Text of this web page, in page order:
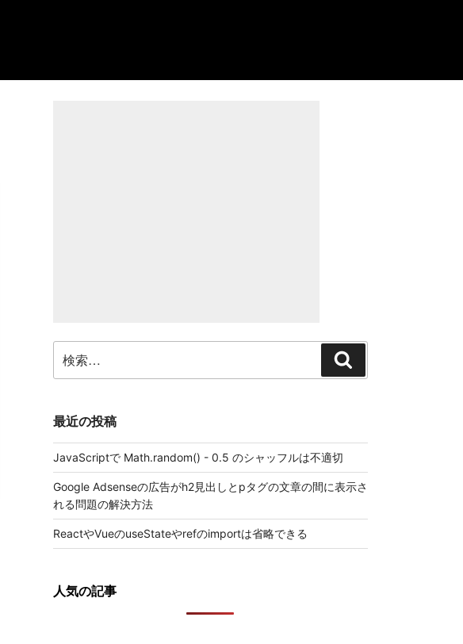
索:
索
最近の投稿
JavaScriptで Math.random() - 0.5 のシャッフルは不適切
Google Adsenseの広告がh2見出しとpタグの文章の間に表示さ
れる問題の解決方法
ReactやVueのuseStateやrefのimportは省略できる
人気の記事